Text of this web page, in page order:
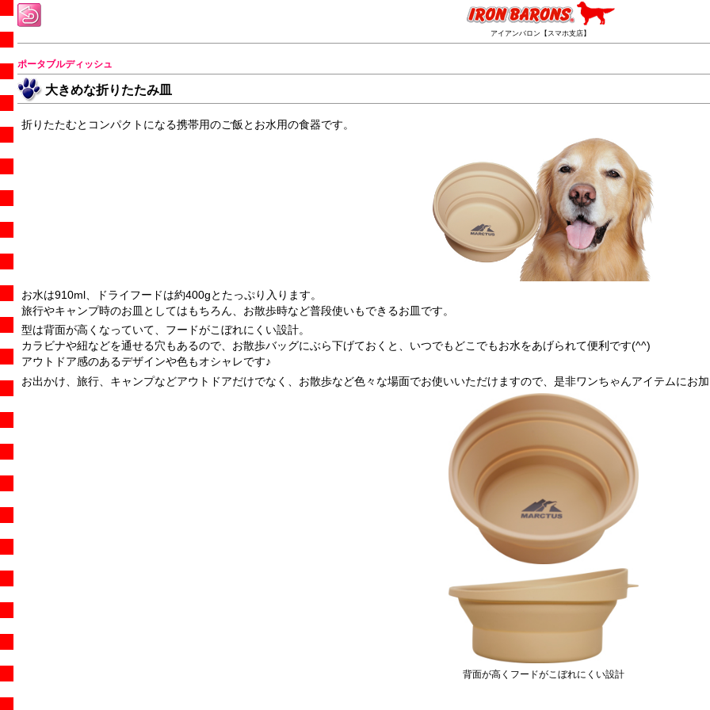
アイアンバロン【スマホ支店】
ポータブルディッシュ
大きめな折りたたみ皿
折りたたむとコンパクトになる携帯用のご飯とお水用の食器です。
お水は910ml、ドライフードは約400gとたっぷり入ります。
旅行やキャンプ時のお皿としてはもちろん、お散歩時など普段使いもできるお皿です。
型は背面が高くなっていて、フードがこぼれにくい設計。
カラビナや紐などを通せる穴もあるので、お散歩バッグにぶら下げておくと、いつでもどこでもお水をあげられて便利です(^^)
アウトドア感のあるデザインや色もオシャレです♪
お出かけ、旅行、キャンプなどアウトドアだけでなく、お散歩など色々な場面でお使いいただけますので、是非ワンちゃんアイテムにお
背面が高くフードがこぼれにくい設計